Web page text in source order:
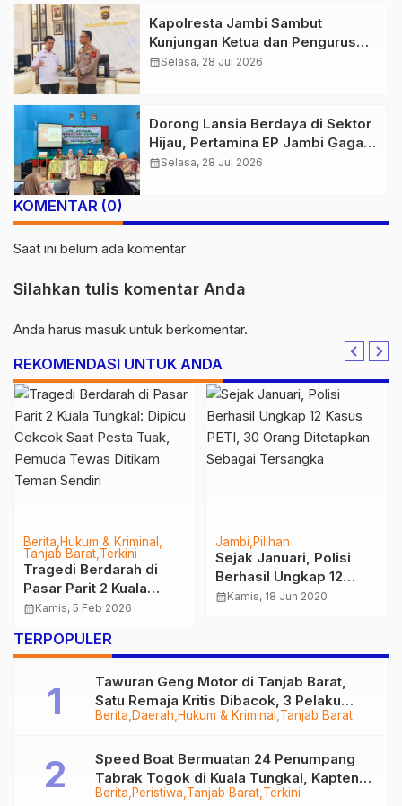
Kapolresta Jambi Sambut
Kunjungan Ketua dan Pengurus
PWI Kota Jambi Perkuat Sinergi
calendar_monthSelasa, 28 Jul 2026
Dorong Lansia Berdaya di Sektor
Hijau, Pertamina EP Jambi Gagas
Lansiapreneur Batik Eco-Print
calendar_monthSelasa, 28 Jul 2026
KOMENTAR (0)
Saat ini belum ada komentar
Silahkan tulis komentar Anda
Anda harus masuk untuk berkomentar.
REKOMENDASI UNTUK ANDA
Berita Hukum & Kriminal
Tanjab Barat Terkini
Tragedi Berdarah di
Pasar Parit 2 Kuala
Tungkal: Dipicu Cekcok
Pemuda Tewas Ditikam
Teman Sendiri
calendar_monthKamis, 5 Feb 2026
Jambi Pilihan
Sejak Januari, Polisi
Berhasil Ungkap 12
Kasus PETI, 30 Orang
calendar_monthKamis, 18 Jun 2020
TERPOPULER
Berita Daerah Hukum & Kriminal Tanjab Barat
Tawuran Geng Motor di Tanjab Barat,
Satu Remaja Kritis Dibacok, 3 Pelaku
Ditangkap
Berita Peristiwa Tanjab Barat Terkini
Speed Boat Bermuatan 24 Penumpang
Tabrak Togok di Kuala Tungkal, Kapten
Sempat Hilang